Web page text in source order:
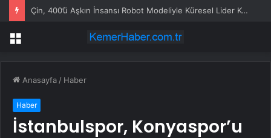
Çin, 400’ü Aşkın İnsansı Robot Modeliyle Küresel Lider Konumunda
Menü
Anasayfa / Haber
Haber
İstanbulspor, Konyaspor’u